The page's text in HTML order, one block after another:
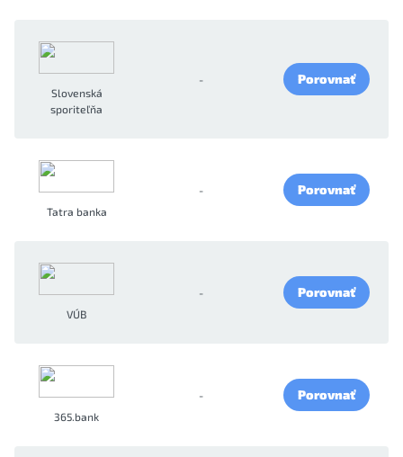
Slovenská
sporiteľňa
- Porovnať
Tatra banka
- Porovnať
VÚB
- Porovnať
365.bank
- Porovnať